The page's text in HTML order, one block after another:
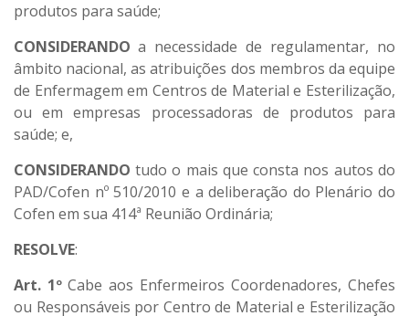
produtos para saúde;
CONSIDERANDO a necessidade de regulamentar, no
âmbito nacional, as atribuições dos membros da equipe
de Enfermagem em Centros de Material e Esterilização,
ou em empresas processadoras de produtos para
saúde; e,
CONSIDERANDO tudo o mais que consta nos autos do
PAD/Cofen nº 510/2010 e a deliberação do Plenário do
Cofen em sua 414ª Reunião Ordinária;
RESOLVE:
Art. 1º Cabe aos Enfermeiros Coordenadores, Chefes
ou Responsáveis por Centro de Material e Esterilização